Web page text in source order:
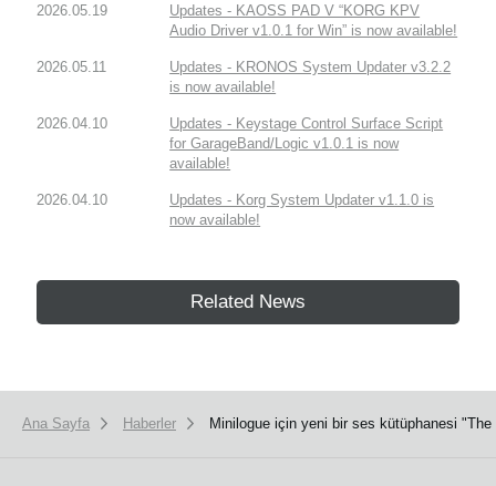
2026.05.19
Updates - KAOSS PAD V “KORG KPV
Audio Driver v1.0.1 for Win” is now available!
2026.05.11
Updates - KRONOS System Updater v3.2.2
is now available!
2026.04.10
Updates - Keystage Control Surface Script
for GarageBand/Logic v1.0.1 is now
available!
2026.04.10
Updates - Korg System Updater v1.1.0 is
now available!
Related News
Ana Sayfa Haberler Minilogue için yeni bir ses kütüphanesi "The